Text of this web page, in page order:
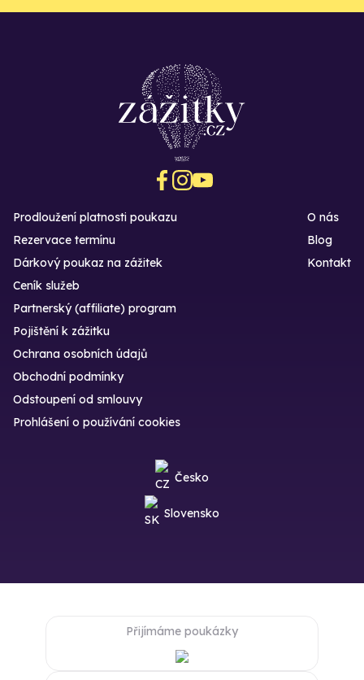
Prodloužení platnosti poukazu
Rezervace termínu
Dárkový poukaz na zážitek
O nás
Blog
Kontakt
Ceník služeb
Partnerský (affiliate) program
Pojištění k zážitku
Ochrana osobních údajů
Obchodní podmínky
Odstoupení od smlouvy
Prohlášení o používání cookies
Česko
Slovensko
Přijímáme poukázky